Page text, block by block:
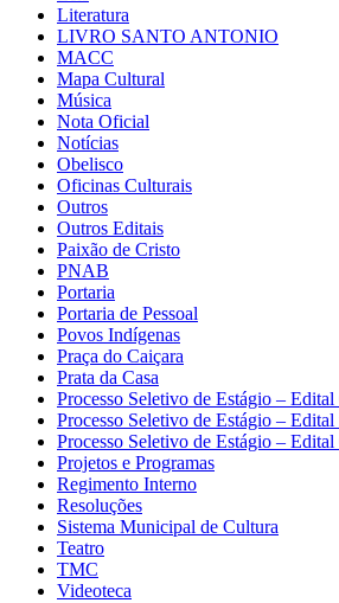
Literatura
LIVRO SANTO ANTONIO
MACC
Mapa Cultural
Música
Nota Oficial
Notícias
Obelisco
Oficinas Culturais
Outros
Outros Editais
Paixão de Cristo
PNAB
Portaria
Portaria de Pessoal
Povos Indígenas
Praça do Caiçara
Prata da Casa
Processo Seletivo de Estágio –
Processo Seletivo de Estágio – Edital
Processo Seletivo de Estágio –
Projetos e Programas
Regimento Interno
Resoluções
Sistema Municipal de Cultura
Teatro
TMC
Videoteca